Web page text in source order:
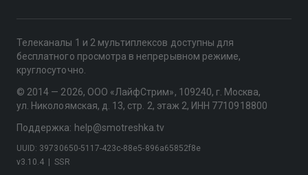
Телеканалы 1 и 2 мультиплексов доступны для
бесплатного просмотра в непрерывном режиме,
круглосуточно.
© 2014 — 2026, ООО «ЛайфСтрим», 109240, г. Москва,
ул. Николоямская, д. 13, стр. 2, этаж 2, ИНН 7710918800
Поддержка: help@smotreshka.tv
v3.10.4 SSR
UUID: 39730650-5117-423c-88e5-896a65852f8e